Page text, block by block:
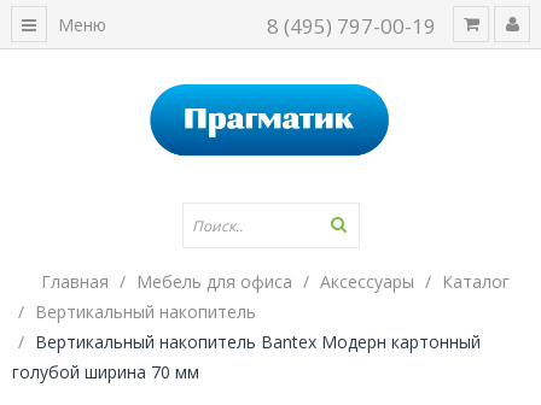
8 (495) 797-00-19
Меню
Главная Мебель для офиса Аксессуары
Каталог
Вертикальный накопитель
Вертикальный накопитель Bantex Модерн картонный
голубой ширина 70 мм